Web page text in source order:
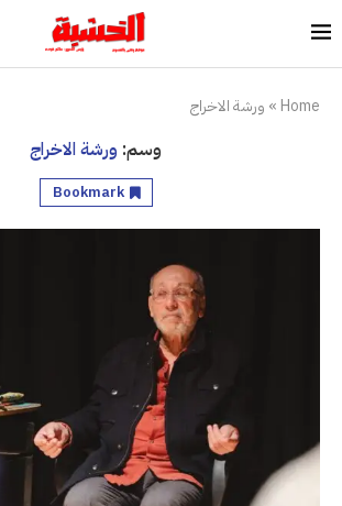
Home
» ورشة الاخراج
وسم: ورشة الاخراج
Bookmark